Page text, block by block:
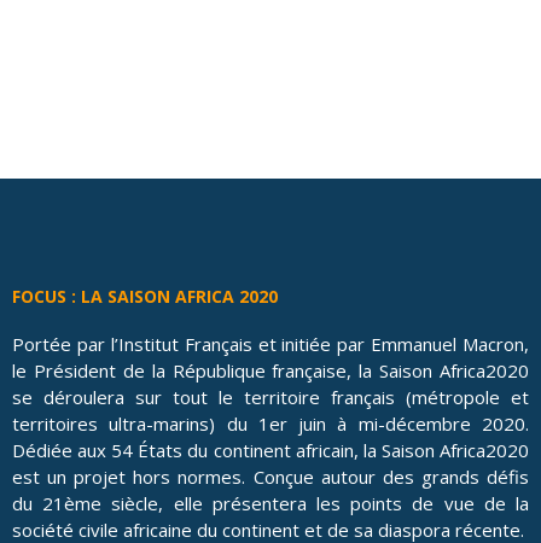
FOCUS : LA SAISON AFRICA 2020
Portée par l’Institut Français et initiée par Emmanuel Macron,
le Président de la République française, la Saison Africa2020
se déroulera sur tout le territoire français (métropole et
territoires ultra-marins) du 1er juin à mi-décembre 2020.
Dédiée aux 54 États du continent africain, la Saison Africa2020
est un projet hors normes. Conçue autour des grands défis
du 21ème siècle, elle présentera les points de vue de la
société civile africaine du continent et de sa diaspora récente.